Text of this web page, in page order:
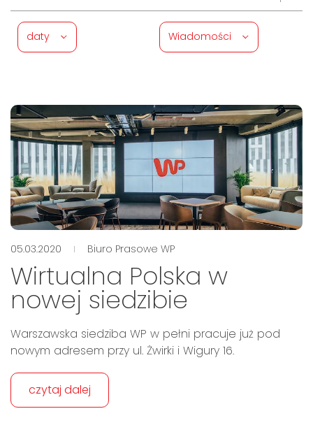
daty Wiadomości
05.03.2020 Biuro Prasowe WP
Wirtualna Polska w
nowej siedzibie
Warszawska siedziba WP w pełni pracuje już pod
nowym adresem przy ul. Żwirki i Wigury 16.
czytaj dalej